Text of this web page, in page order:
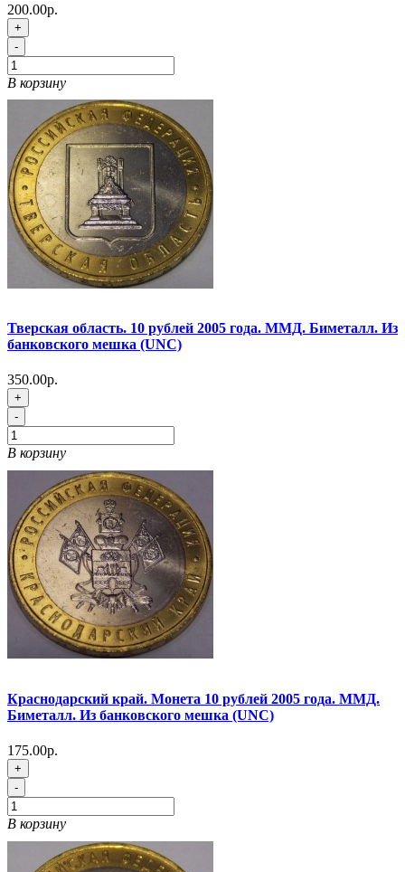
200.00р.
+
-
В корзину
Тверская область. 10 рублей 2005 года. ММД. Биметалл. Из
банковского мешка (UNC)
350.00р.
+
-
В корзину
Краснодарский край. Монета 10 рублей 2005 года. ММД.
Биметалл. Из банковского мешка (UNC)
175.00р.
+
-
В корзину